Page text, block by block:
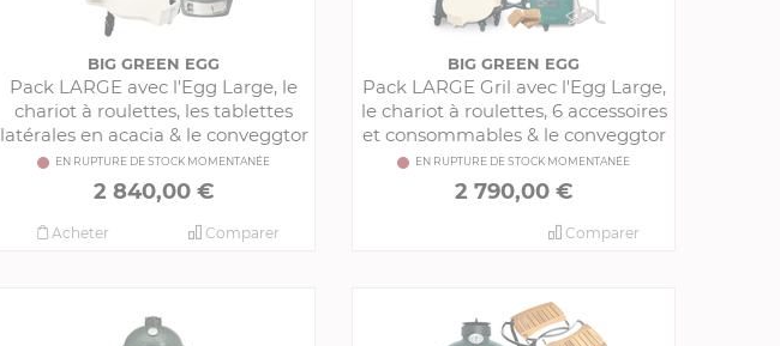
BIG GREEN EGG
Pack LARGE avec l'Egg Large, le
chariot à roulettes, les tablettes
latérales en acacia & le conveggtor
EN RUPTURE DE STOCK MOMENTANÉE
2 840,00 €
Comparer
Acheter
BIG GREEN EGG
Pack LARGE Gril avec l'Egg Large,
le chariot à roulettes, 6 accessoires
et consommables & le conveggtor
EN RUPTURE DE STOCK MOMENTANÉE
2 790,00 €
Comparer